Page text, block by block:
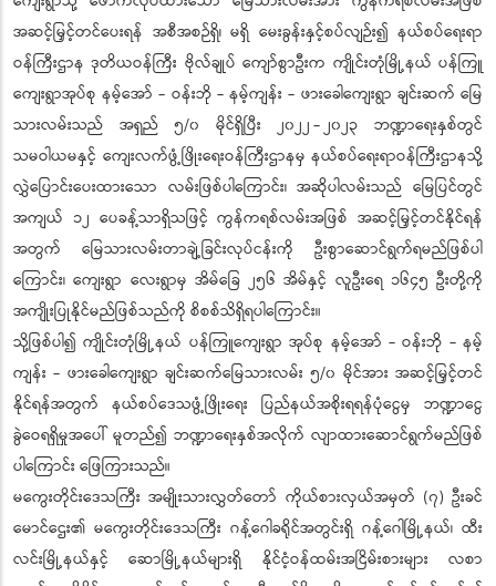
အဆင့်မြှင့်တင်ပေးရန် အစီအစဉ်ရှိ၊ မရှိ မေးခွန်းနှင့်စပ်လျဉ်း၍ နယ်စပ်ရေးရာ
ဝန်ကြီးဌာန ဒုတိယဝန်ကြီး ဗိုလ်ချုပ် ကျော်စွာဦးက ကျိုင်းတုံမြို့နယ် ပန်ကြူ
ကျေးရွာအုပ်စု နမ့်အော် - ဝန်းဘို - နမ့်ကျန်း - ဖားခေါကျေးရွာ ချင်းဆက် မြေ
သားလမ်းသည် အရှည် ၅/၀ မိုင်ရှိပြီး ၂၀၂၂ - ၂၀၂၃ ဘဏ္ဍာရေးနှစ်တွင်
သမဝါယမနှင့် ကျေးလက်ဖွံ့ဖြိုးရေးဝန်ကြီးဌာနမှ နယ်စပ်ရေးရာဝန်ကြီးဌာနသို့
လွှဲပြောင်းပေးထားသော လမ်းဖြစ်ပါကြောင်း၊ အဆိုပါလမ်းသည် မြေပြင်တွင်
အကျယ် ၁၂ ပေခန့်သာရှိသဖြင့် ကွန်ကရစ်လမ်းအဖြစ် အဆင့်မြှင့်တင်နိုင်ရန်
အတွက် မြေသားလမ်းတာချဲ့ခြင်းလုပ်ငန်းကို ဦးစွာဆောင်ရွက်ရမည်ဖြစ်ပါ
ကြောင်း၊ ကျေးရွာ လေးရွာမှ အိမ်ခြေ ၂၅၆ အိမ်နှင့် လူဦးရေ ၁၆၄၅ ဦးတို့ကို
အကျိုးပြုနိုင်မည်ဖြစ်သည်ကို စိစစ်သိရှိရပါကြောင်း။
သို့ဖြစ်ပါ၍ ကျိုင်းတုံမြို့နယ် ပန်ကြူကျေးရွာ အုပ်စု နမ့်အော် - ဝန်းဘို - နမ့်
ကျန်း - ဖားခေါကျေးရွာ ချင်းဆက်မြေသားလမ်း ၅/၀ မိုင်အား အဆင့်မြှင့်တင်
နိုင်ရန်အတွက် နယ်စပ်ဒေသဖွံ့ဖြိုးရေး ပြည်နယ်အစိုးရရန်ပုံငွေမှ ဘဏ္ဍာငွေ
ခွဲဝေရရှိမှုအပေါ် မူတည်၍ ဘဏ္ဍာရေးနှစ်အလိုက် လျာထားဆောင်ရွက်မည်ဖြစ်
ပါကြောင်း ဖြေကြားသည်။
မကွေးတိုင်းဒေသကြီး အမျိုးသားလွှတ်တော် ကိုယ်စားလှယ်အမှတ် (၇) ဦးခင်
မောင်ဌေး၏ မကွေးတိုင်းဒေသကြီး ဂန့်ဂေါခရိုင်အတွင်းရှိ ဂန့်ဂေါမြို့နယ်၊ ထီး
လင်းမြို့နယ်နှင့် ဆောမြို့နယ်များရှိ နိုင်ငံ့ဝန်ထမ်းအငြိမ်းစားများ လစာ